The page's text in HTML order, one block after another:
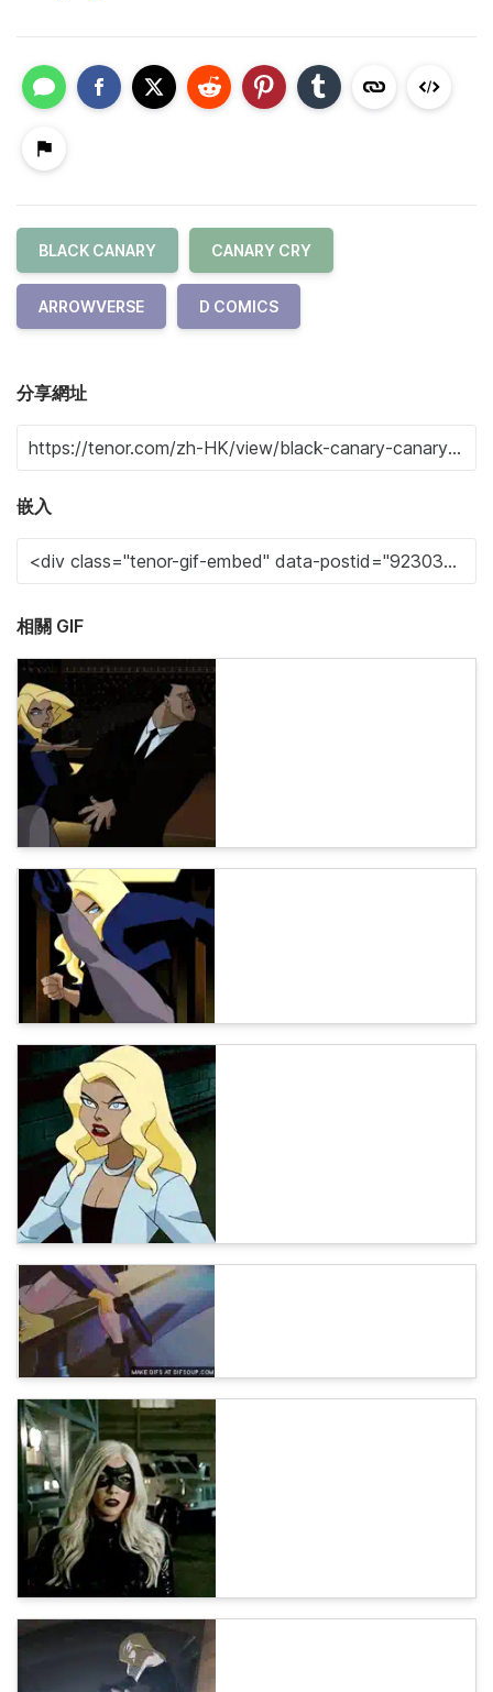
BLACK CANARY CANARY CRY
ARROWVERSE D COMICS
分享網址
嵌入
相關 GIF